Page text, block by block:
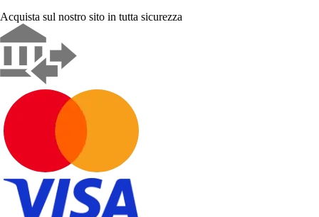
Acquista sul nostro sito in tutta sicurezza